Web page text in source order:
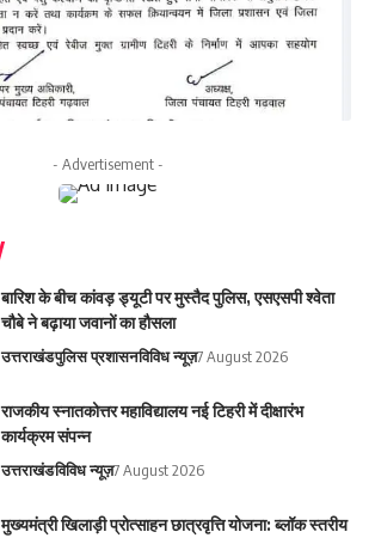
- Advertisement -
बारिश के बीच कांवड़ ड्यूटी पर मुस्तैद पुलिस, एसएसपी श्वेता
चौबे ने बढ़ाया जवानों का हौसला
उत्तराखंडपुलिस प्रशासनविविध न्यूज़7 August 2026
राजकीय स्नातकोत्तर महाविद्यालय नई टिहरी में दीक्षारंभ
कार्यक्रम संपन्न
उत्तराखंडविविध न्यूज़7 August 2026
मुख्यमंत्री खिलाड़ी प्रोत्साहन छात्रवृत्ति योजना: ब्लॉक स्तरीय